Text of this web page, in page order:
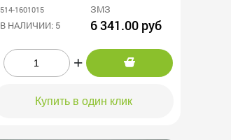
514-1601015
ЗМЗ
В НАЛИЧИИ: 5
6 341.00 руб
+
Купить в один клик